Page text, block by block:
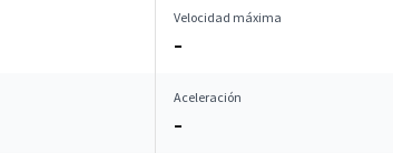
Velocidad máxima
–
Aceleración
–